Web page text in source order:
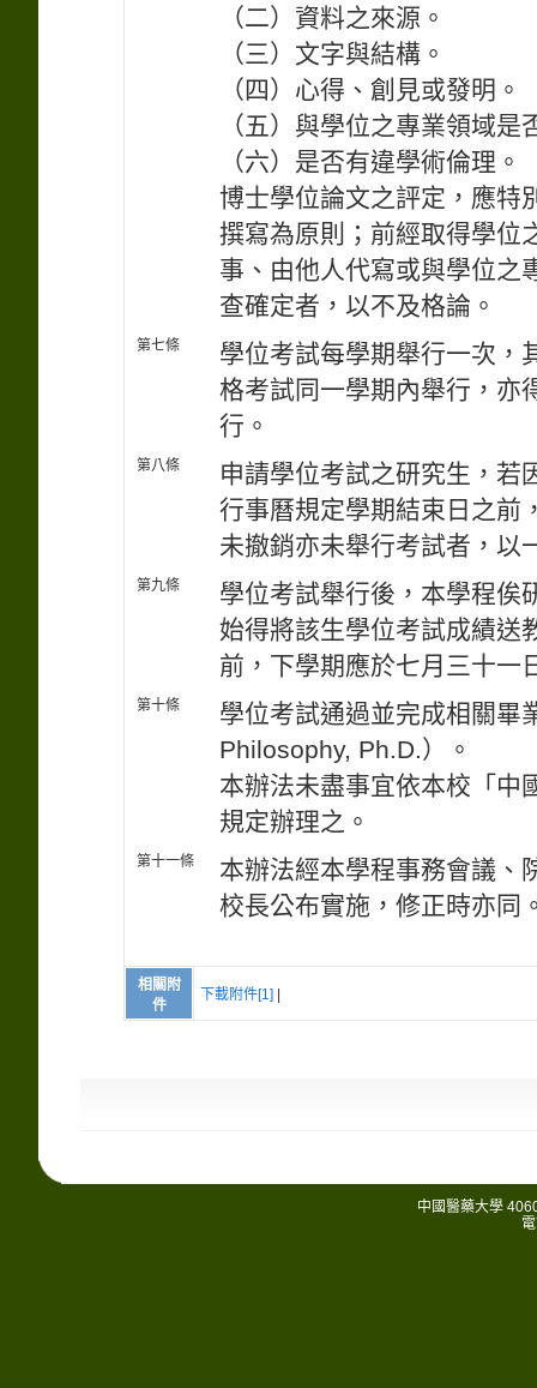
（二）資料之來源。
（三）文字與結構。
（四）心得、創見或發明。
（五）與學位之專業領域是
（六）是否有違學術倫理。
博士學位論文之評定，應特
撰寫為原則；前經取得學位
事、由他人代寫或與學位之
查確定者，以不及格論。
第七條
學位考試每學期舉行一次，
格考試同一學期內舉行，亦
行。
第八條
申請學位考試之研究生，若
行事曆規定學期結束日之前
未撤銷亦未舉行考試者，以
第九條
學位考試舉行後，本學程俟
始得將該生學位考試成績送
前，下學期應於七月三十一
第十條
學位考試通過並完成相關畢
Philosophy, Ph.D.）。
本辦法未盡事宜依本校「中
規定辦理之。
第十一條
本辦法經本學程事務會議、
校長公布實施，修正時亦同
相關附
件
下載附件[1]
中國醫藥大學